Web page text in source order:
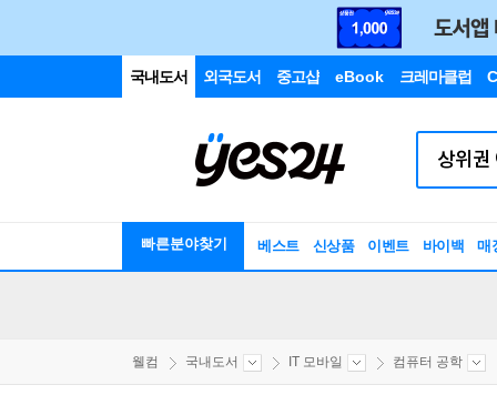
국내도서 외국도서 중고샵 eBook 크레마클럽
빠른분야찾기 베스트 신상품 이벤트 바이백 매
웰컴 국내도서 IT 모바일 컴퓨터 공학